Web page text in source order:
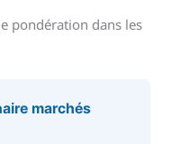
pondération dans les
marchés